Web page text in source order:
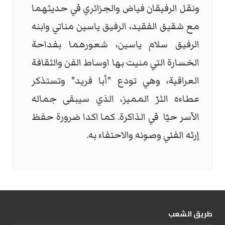
ونقل الرفيقان فياض والجزائري في حديثهما
مع شقيق الفقيد، الرفيق ياسين مناتي وابنه
الرفيق سلام ياسين، شعورهما بفداحة
الخسارة التي منيت بها اوساط الفن والثقافة
العراقية، وهي تودع "أبا فريد" وتستذكر
عطاءه الثرّ المميز، الذي سيبقى جماله
الآسر حيّا في الذاكرة. كما اكدا ضرورة حفظ
إرثه الفني وصونه والاحتفاء به.
طریق الشعب